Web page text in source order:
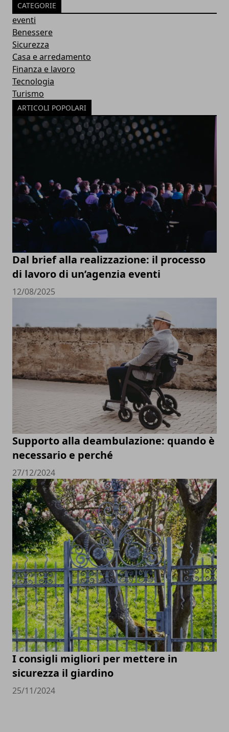
CATEGORIE
eventi
Benessere
Sicurezza
Casa e arredamento
Finanza e lavoro
Tecnologia
Turismo
ARTICOLI POPOLARI
Dal brief alla realizzazione: il processo
di lavoro di un’agenzia eventi
12/08/2025
Supporto alla deambulazione: quando è
necessario e perché
27/12/2024
I consigli migliori per mettere in
sicurezza il giardino
25/11/2024